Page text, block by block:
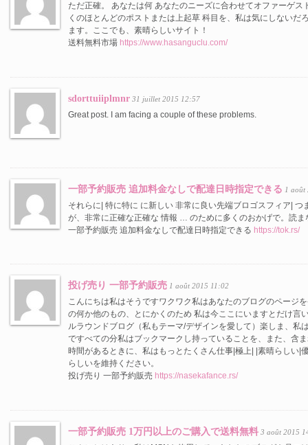
ただ正確。 あなたは何 あなたのニーズに合わせてオファーゲス
くのほとんどのポストまたは上起草 科目を、私は気にしないだ
ます。ここでも、素晴らしいサイト！
送料無料市場 https://www.hasanguclu.com/
sdorttuiiplmnr 31 juillet 2015 12:57
Great post. I am facing a couple of these problems.
一部予約販売 追加料金なしで配達日時指定できる 1 août
それらに| 特に特に に新しい 非常に良い先端ブロゴスフィア|
が、非常に正確な正確な 情報 … のために多くのおかげで。読
一部予約販売 追加料金なしで配達日時指定できる https://tok.rs/
投げ売り 一部予約販売 1 août 2015 11:02
こんにちは私はそうですワクワク私はあなたのブログのページ
の何か他のもの、とにかくのため 私は今ここにいますとだけ言
ルラウンドブログ（私もテーマ/デザインを愛して）楽しま、私
ですべての分私はブックマークし持っていることを、また、含
時間があるときに、私はもっとたくさん仕事|極上| |素晴らしい|
らしいを維持ください。
投げ売り 一部予約販売 https://nasekafance.rs/
一部予約販売 1万円以上のご購入で送料無料 3 août 2015